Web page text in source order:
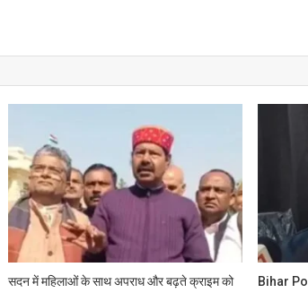
मुश्किल
सदन में महिलाओं के साथ अपराध और बढ़ते क्राइम को
Bihar